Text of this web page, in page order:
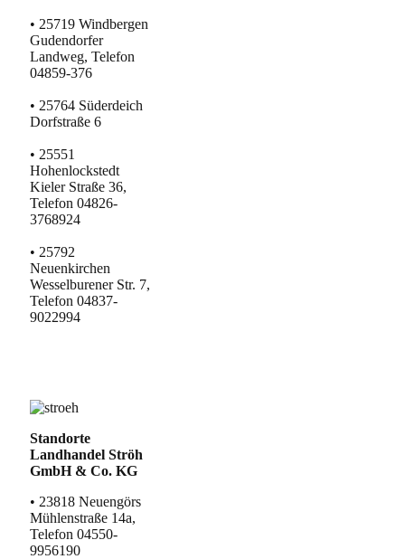
• 25719 Windbergen
Gudendorfer
Landweg, Telefon
04859-376
• 25764 Süderdeich
Dorfstraße 6
• 25551
Hohenlockstedt
Kieler Straße 36,
Telefon 04826-
3768924
• 25792
Neuenkirchen
Wesselburener Str. 7,
Telefon 04837-
9022994
Standorte
Landhandel Ströh
GmbH & Co. KG
• 23818 Neuengörs
Mühlenstraße 14a,
Telefon 04550-
9956190